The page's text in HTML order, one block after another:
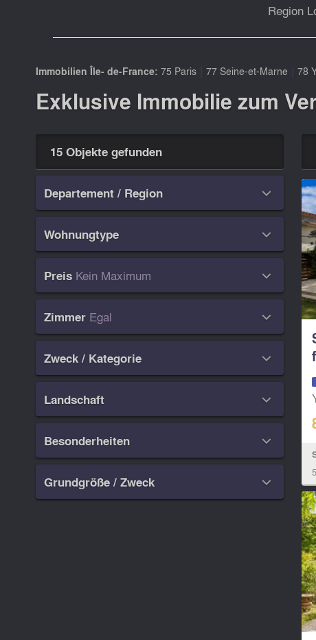
Region
Immobilien Île- de-France: 75 Paris| 77 Seine-et-Marne | 78
Exklusive Immobilie zum
15 Objekte gefunden
Departement / Region 
Wohnungtype 
Preis Kein Maximum 
Zimmer Egal 
Zweck / Kategorie 
Landschaft 
Besonderheiten 
Grundgröße / Zweck 
5